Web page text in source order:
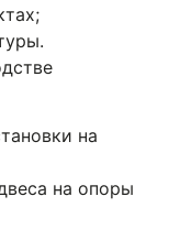
на
на опоры